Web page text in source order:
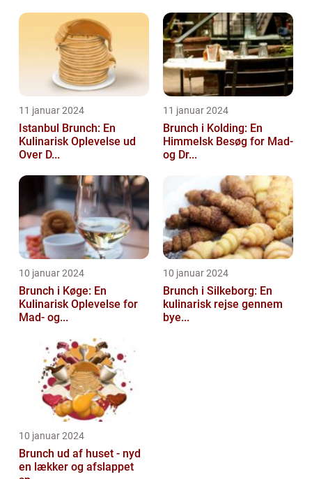
11 januar 2024
Istanbul Brunch: En
Kulinarisk Oplevelse ud
Over D...
11 januar 2024
Brunch i Kolding: En
Himmelsk Besøg for Mad-
og Dr...
10 januar 2024
Brunch i Køge: En
Kulinarisk Oplevelse for
Mad- og...
10 januar 2024
Brunch i Silkeborg: En
kulinarisk rejse gennem
bye...
10 januar 2024
Brunch ud af huset - nyd
en lækker og afslappet